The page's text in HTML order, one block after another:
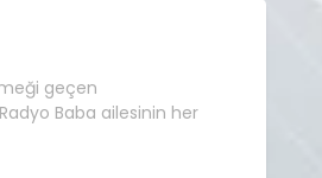
geçen
Baba ailesinin her